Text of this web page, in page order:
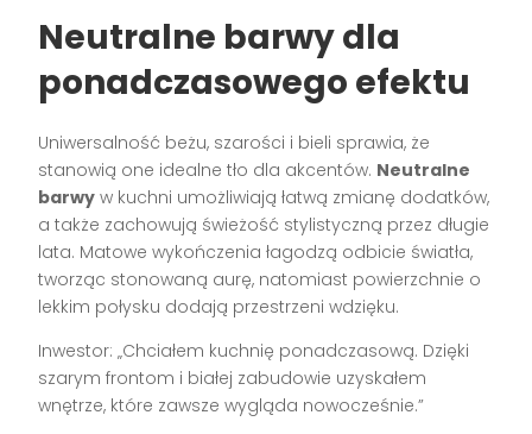
Neutralne barwy dla
ponadczasowego efektu
Uniwersalność beżu, szarości i bieli sprawia, że
stanowią one idealne tło dla akcentów. Neutralne
barwy w kuchni umożliwiają łatwą zmianę dodatków,
a także zachowują świeżość stylistyczną przez długie
lata. Matowe wykończenia łagodzą odbicie światła,
tworząc stonowaną aurę, natomiast powierzchnie o
lekkim połysku dodają przestrzeni wdzięku.
Inwestor: „Chciałem kuchnię ponadczasową. Dzięki
szarym frontom i białej zabudowie uzyskałem
wnętrze, które zawsze wygląda nowocześnie.”